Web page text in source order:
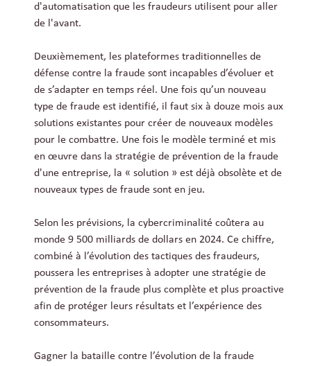
d'automatisation que les fraudeurs utilisent pour aller
de l'avant.
Deuxièmement, les plateformes traditionnelles de
défense contre la fraude sont incapables d’évoluer et
de s’adapter en temps réel. Une fois qu’un nouveau
type de fraude est identifié, il faut six à douze mois aux
solutions existantes pour créer de nouveaux modèles
pour le combattre. Une fois le modèle terminé et mis
en œuvre dans la stratégie de prévention de la fraude
d'une entreprise, la « solution » est déjà obsolète et de
nouveaux types de fraude sont en jeu.
Selon les prévisions, la cybercriminalité coûtera au
monde 9 500 milliards de dollars en 2024. Ce chiffre,
combiné à l’évolution des tactiques des fraudeurs,
poussera les entreprises à adopter une stratégie de
prévention de la fraude plus complète et plus proactive
afin de protéger leurs résultats et l’expérience des
consommateurs.
Gagner la bataille contre l’évolution de la fraude